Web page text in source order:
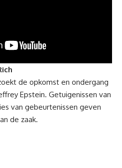
de opkomst en ondergang
Epstein. Getuigenissen van
van gebeurtenissen geven
de zaak.